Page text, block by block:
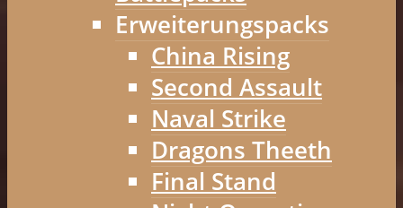
Erweiterungspacks
China Rising
Second Assault
Naval Strike
Dragons Theeth
Final Stand